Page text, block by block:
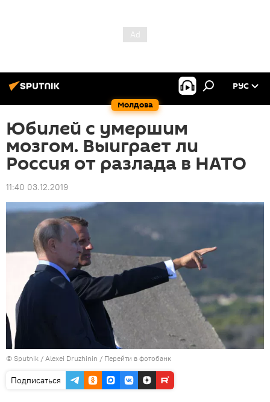
Молдова
РУС
Юбилей с умершим
мозгом. Выиграет ли
Россия от разлада в НАТО
11:40 03.12.2019
© Sputnik / Alexei Druzhinin / Перейти в фотобанк
Подписаться